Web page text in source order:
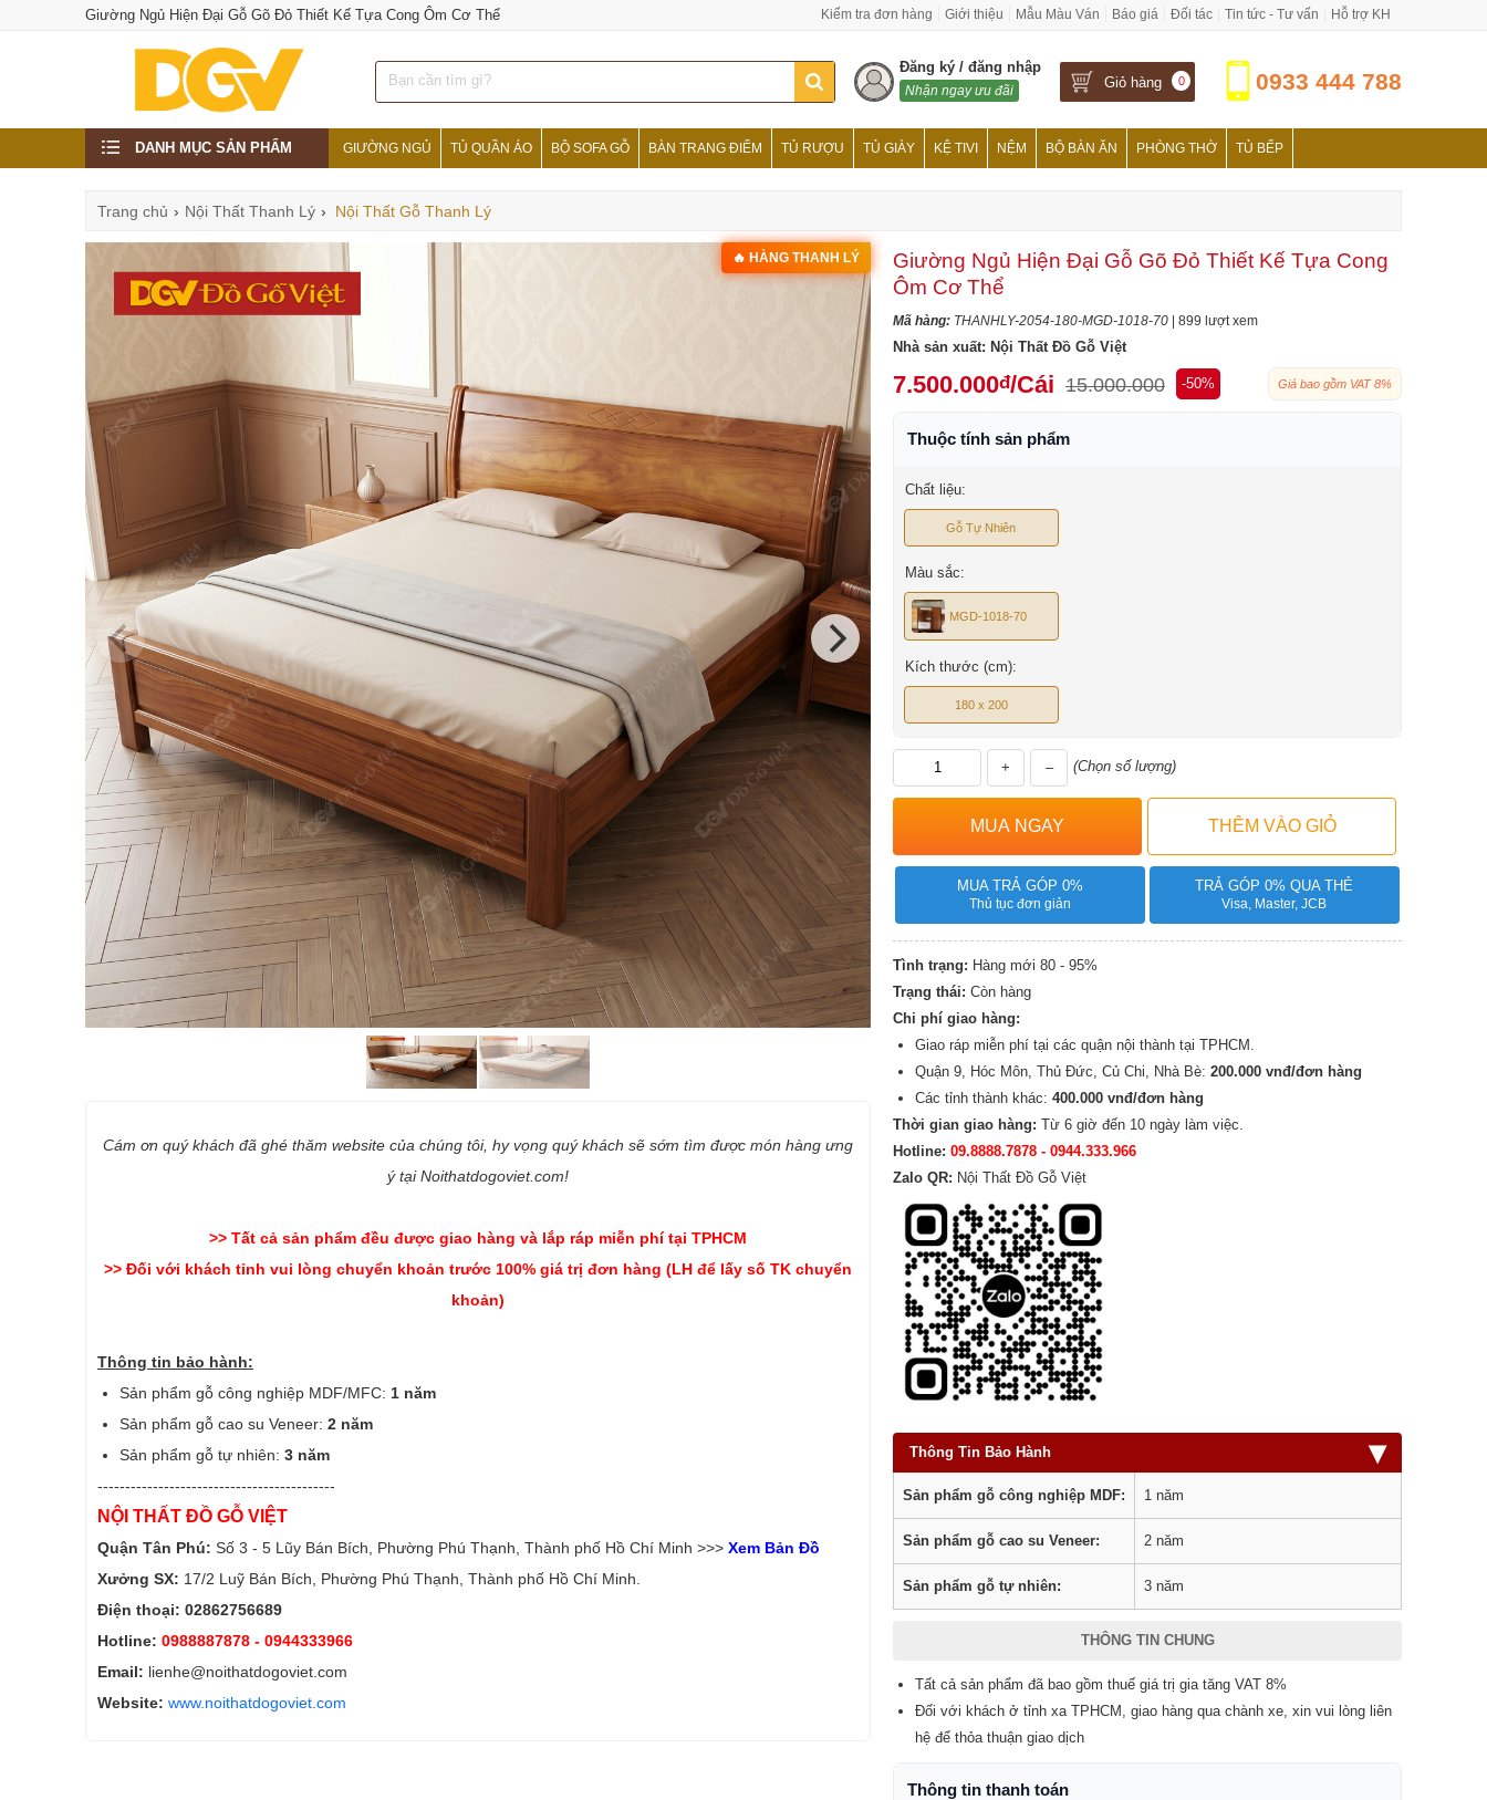
Giường Ngủ Hiện Đại Gỗ Gõ Đỏ Thiết Kế Tựa Cong Ôm Cơ Thể Kiểm tra đơn hàng Giới thiệu Mẫu Màu Ván Báo giá Đối tác Tin tức - Tư vấn Hỗ trợ KH
Đăng ký / đăng nhập
Nhận ngay ưu đãi Giỏ hàng 0 0933 444 788
DANH MỤC SẢN PHẨM GIƯỜNG NGỦ TỦ QUẦN ÁO BỘ SOFA GỖ BÀN TRANG ĐIỂM TỦ RƯỢU TỦ GIÀY KỆ TIVI NỆM BỘ BÀN ĂN PHÒNG THỜ TỦ BẾP
Trang chủ › Nội Thất Thanh Lý › Nội Thất Gỗ Thanh Lý
🔥 HÀNG THANH LÝ
Cám ơn quý khách đã ghé thăm website của chúng tôi, hy vọng quý khách sẽ sớm tìm được món hàng ưng
ý tại Noithatdogoviet.com!
>> Tất cả sản phẩm đều được giao hàng và lắp ráp miễn phí tại TPHCM
>> Đối với khách tỉnh vui lòng chuyển khoản trước 100% giá trị đơn hàng (LH để lấy số TK chuyển
khoản)
Thông tin bảo hành:
Sản phẩm gỗ công nghiệp MDF/MFC: 1 năm
Sản phẩm gỗ cao su Veneer: 2 năm
Sản phẩm gỗ tự nhiên: 3 năm
-------------------------------------------
NỘI THẤT ĐỒ GỖ VIỆT
Quận Tân Phú: Số 3 - 5 Lũy Bán Bích, Phường Phú Thạnh, Thành phố Hồ Chí Minh >>> Xem Bản Đồ
Xưởng SX: 17/2 Luỹ Bán Bích, Phường Phú Thạnh, Thành phố Hồ Chí Minh.
Điện thoại: 02862756689
Hotline: 0988887878 - 0944333966
Email: lienhe@noithatdogoviet.com
Website: www.noithatdogoviet.com
Giường Ngủ Hiện Đại Gỗ Gõ Đỏ Thiết Kế Tựa Cong
Ôm Cơ Thể
Mã hàng: THANHLY-2054-180-MGD-1018-70 | 899 lượt xem
Nhà sản xuất: Nội Thất Đồ Gỗ Việt
7.500.000đ/Cái 15.000.000 -50% Giá bao gồm VAT 8%
Thuộc tính sản phẩm
Chất liệu:
Gỗ Tự Nhiên
Màu sắc:
MGD-1018-70
Kích thước (cm):
180 x 200
+ – (Chọn số lượng)
MUA TRẢ GÓP 0%
Thủ tục đơn giản
TRẢ GÓP 0% QUA THẺ
Visa, Master, JCB
Tình trạng: Hàng mới 80 - 95%
Trạng thái: Còn hàng
Chi phí giao hàng:
Giao ráp miễn phí tại các quận nội thành tại TPHCM.
Quận 9, Hóc Môn, Thủ Đức, Củ Chi, Nhà Bè: 200.000 vnđ/đơn hàng
Các tỉnh thành khác: 400.000 vnđ/đơn hàng
Thời gian giao hàng: Từ 6 giờ đến 10 ngày làm việc.
Hotline: 09.8888.7878 - 0944.333.966
Zalo QR: Nội Thất Đồ Gỗ Việt
Thông Tin Bảo Hành ▾
Sản phẩm gỗ công nghiệp MDF: 1 năm
Sản phẩm gỗ cao su Veneer: 2 năm
Sản phẩm gỗ tự nhiên: 3 năm
THÔNG TIN CHUNG
Tất cả sản phẩm đã bao gồm thuế giá trị gia tăng VAT 8%
Đối với khách ở tỉnh xa TPHCM, giao hàng qua chành xe, xin vui lòng liên
hệ để thỏa thuận giao dịch
Thông tin thanh toán